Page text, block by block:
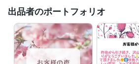
ライフスタイル・その他 / 保育士・ベビーシッ
ライフスタイル・その他 / 公務員
受賞歴
シルバーランク
資格・検定
出品者のポートフォリオ